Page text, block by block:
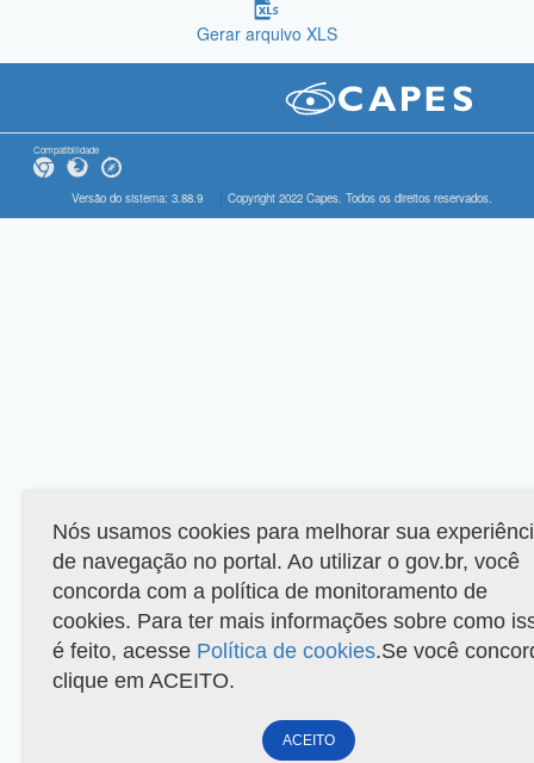
Gerar arquivo XLS
Compatibilidade
Versão do sistema: 3.88.9 Copyright 2022 Capes. Todos os direitos reservados.
Nós usamos cookies para melhorar sua
de navegação no portal. Ao utilizar o gov.br, você
concorda com a política de monitoramento de
cookies. Para ter mais informações sobre como
é feito, acesse Política de cookies.Se você
clique em ACEITO.
ACEITO